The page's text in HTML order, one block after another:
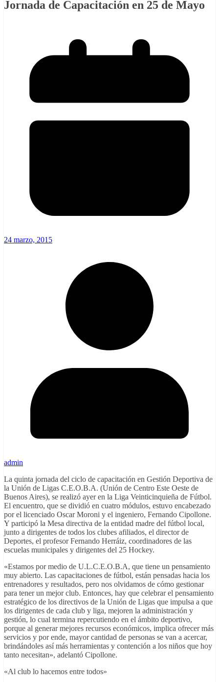
Jornada de Capacitación en 25 de Mayo
24 marzo, 2015
admin
La quinta jornada del ciclo de capacitación en Gestión Deportiva de
la Unión de Ligas C.E.O.B.A. (Unión de Centro Este Oeste de
Buenos Aires), se realizó ayer en la Liga Veinticinquieña de Fútbol.
El encuentro, que se dividió en cuatro módulos, estuvo encabezado
por el licenciado Oscar Moroni y el ingeniero, Fernando Cipollone.
Y participó la Mesa directiva de la entidad madre del fútbol local,
junto a dirigentes de todos los clubes afiliados, el director de
Deportes, el profesor Fernando Herráiz, coordinadores de las
escuelas municipales y dirigentes del 25 Hockey.
«Estamos por medio de U.L.C.E.O.B.A, que tiene un pensamiento
muy abierto. Las capacitaciones de fútbol, están pensadas hacia los
entrenadores y resultados, pero nos olvidamos de cómo gestionar
para tener un mejor club. Entonces, hay que celebrar el pensamiento
estratégico de los directivos de la Unión de Ligas que impulsa a que
los dirigentes de cada club y liga, mejoren la administración y
gestión, lo cual termina repercutiendo en el ámbito deportivo,
porque al generar mejores recursos económicos, implica ofrecer más
servicios y por ende, mayor cantidad de personas se van a acercar,
brindándoles así más herramientas y contención a los niños que hoy
tanto necesitan», adelantó Cipollone.
«Al club lo hacemos entre todos»